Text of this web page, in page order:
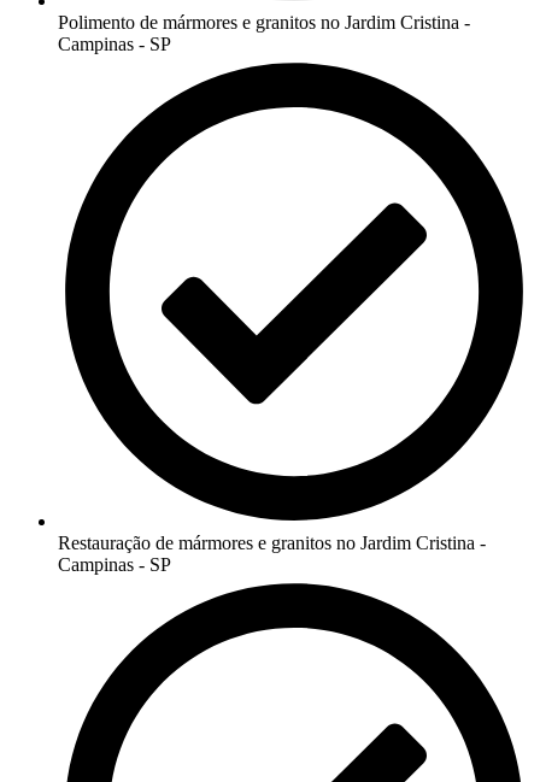
Polimento de mármores e granitos no Jardim Cristina -
Campinas - SP
Restauração de mármores e granitos no Jardim Cristina -
Campinas - SP